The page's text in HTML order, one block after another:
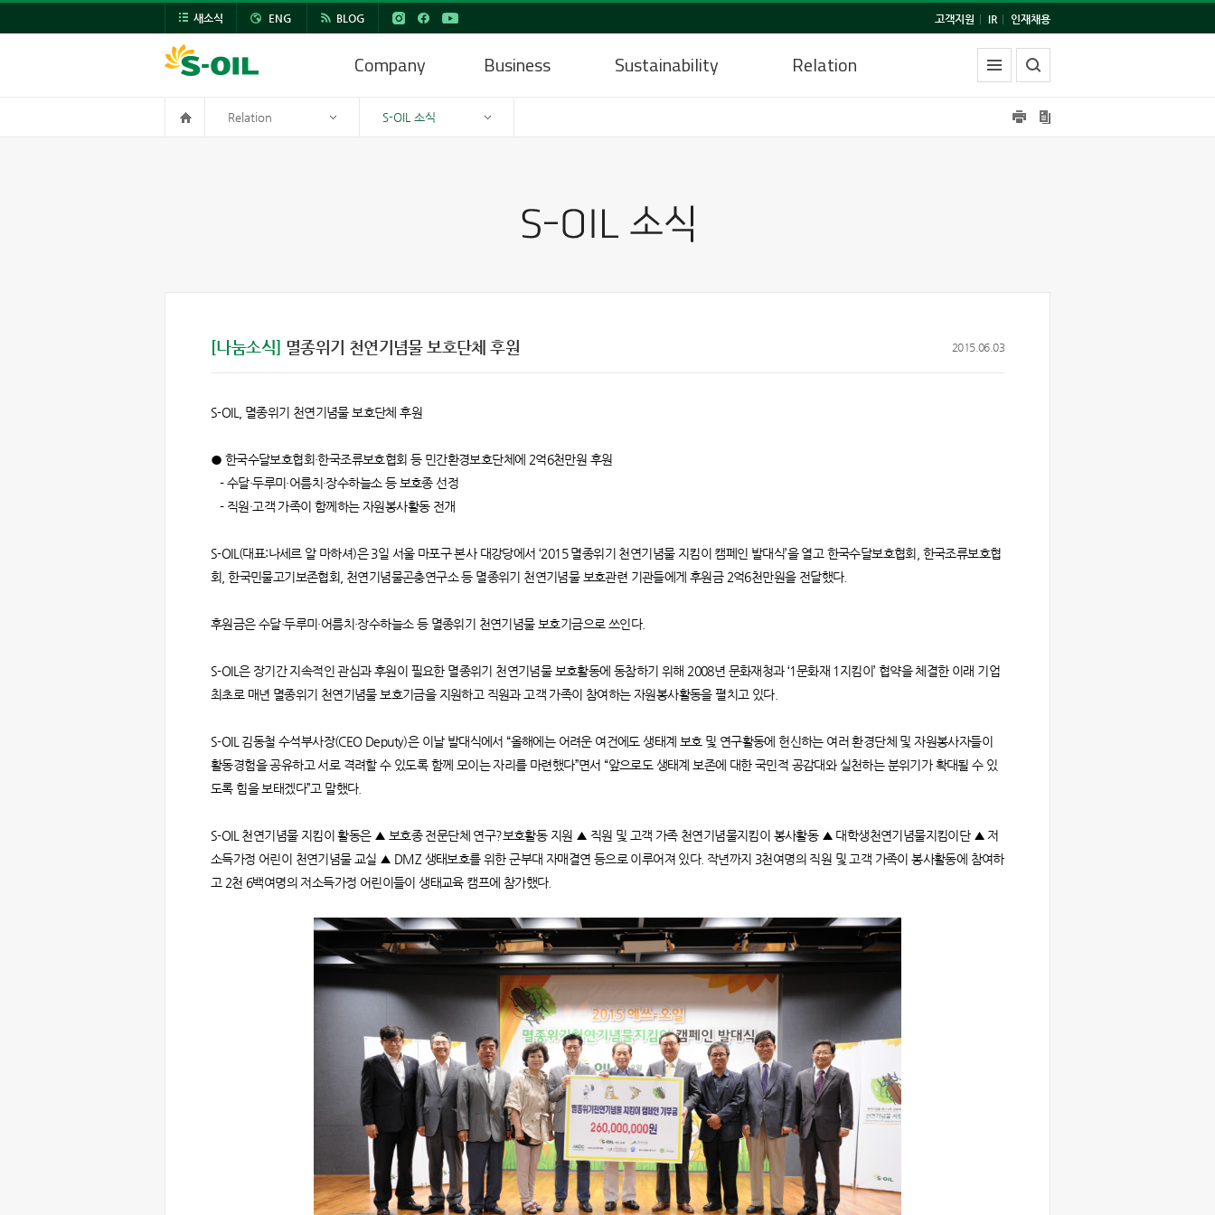
새소식 ENG BLOG 고객지원 IR 인재채용
Company Business Sustainability Relation
Relation S-OIL 소식
[나눔소식] 멸종위기 천연기념물 보호단체 후원 2015.06.03
S-OIL, 멸종위기 천연기념물 보호단체 후원
● 한국수달보호협회·한국조류보호협회 등 민간환경보호단체에 2억6천만원 후원
- 수달·두루미·어름치·장수하늘소 등 보호종 선정
- 직원·고객 가족이 함께하는 자원봉사활동 전개
S-OIL(대표:나세르 알 마하셔)은 3일 서울 마포구 본사 대강당에서 ‘2015 멸종위기 천연기념물 지킴이 캠페인 발대식’을 열고 한국수달보호협회, 한국조류보호협
회, 한국민물고기보존협회, 천연기념물곤충연구소 등 멸종위기 천연기념물 보호관련 기관들에게 후원금 2억6천만원을 전달했다.
후원금은 수달·두루미·어름치·장수하늘소 등 멸종위기 천연기념물 보호기금으로 쓰인다.
S-OIL은 장기간 지속적인 관심과 후원이 필요한 멸종위기 천연기념물 보호활동에 동참하기 위해 2008년 문화재청과 ‘1문화재 1지킴이’ 협약을 체결한 이래 기업
최초로 매년 멸종위기 천연기념물 보호기금을 지원하고 직원과 고객 가족이 참여하는 자원봉사활동을 펼치고 있다.
S-OIL 김동철 수석부사장(CEO Deputy)은 이날 발대식에서 “올해에는 어려운 여건에도 생태계 보호 및 연구활동에 헌신하는 여러 환경단체 및 자원봉사자들이
활동경험을 공유하고 서로 격려할 수 있도록 함께 모이는 자리를 마련했다”면서 “앞으로도 생태계 보존에 대한 국민적 공감대와 실천하는 분위기가 확대될 수 있
도록 힘을 보태겠다”고 말했다.
S-OIL 천연기념물 지킴이 활동은 ▲ 보호종 전문단체 연구?보호활동 지원 ▲ 직원 및 고객 가족 천연기념물지킴이 봉사활동 ▲ 대학생천연기념물지킴이단 ▲ 저
소득가정 어린이 천연기념물 교실 ▲ DMZ 생태보호를 위한 군부대 자매결연 등으로 이루어져 있다. 작년까지 3천여명의 직원 및 고객 가족이 봉사활동에 참여하
고 2천 6백여명의 저소득가정 어린이들이 생태교육 캠프에 참가했다.